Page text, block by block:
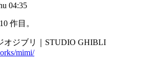
04:35
作目。
オジブリ｜STUDIO GHIBLI
mimi/